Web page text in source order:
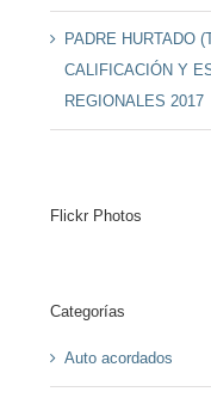
PADRE HURTADO
CALIFICACIÓN Y
REGIONALES 2017
Flickr Photos
Categorías
Auto acordados